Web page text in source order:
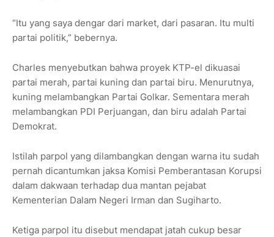
“Itu yang saya dengar dari market, dari pasaran. Itu multi
partai politik,” bebernya.
Charles menyebutkan bahwa proyek KTP-el dikuasai
partai merah, partai kuning dan partai biru. Menurutnya,
kuning melambangkan Partai Golkar. Sementara merah
melambangkan PDI Perjuangan, dan biru adalah Partai
Demokrat.
Istilah parpol yang dilambangkan dengan warna itu sudah
pernah dicantumkan jaksa Komisi Pemberantasan Korupsi
dalam dakwaan terhadap dua mantan pejabat
Kementerian Dalam Negeri Irman dan Sugiharto.
Ketiga parpol itu disebut mendapat jatah cukup besar